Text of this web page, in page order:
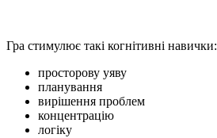
Гра стимулює такі когнітивні навички:
просторову уяву
планування
вирішення проблем
концентрацію
логіку